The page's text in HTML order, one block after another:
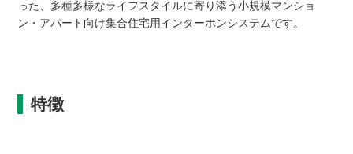
った、多種多様なライフスタイルに寄り添う小規模マンショ
ン・アパート向け集合住宅用インターホンシステムです。
特徴